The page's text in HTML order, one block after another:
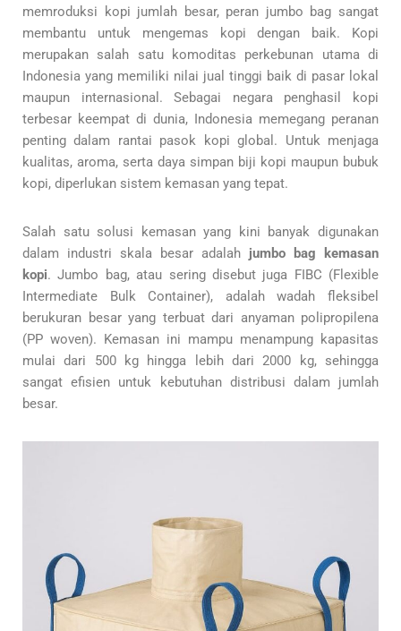
memroduksi kopi jumlah besar, peran jumbo bag sangat
membantu untuk mengemas kopi dengan baik. Kopi
merupakan salah satu komoditas perkebunan utama di
Indonesia yang memiliki nilai jual tinggi baik di pasar lokal
maupun internasional. Sebagai negara penghasil kopi
terbesar keempat di dunia, Indonesia memegang peranan
penting dalam rantai pasok kopi global. Untuk menjaga
kualitas, aroma, serta daya simpan biji kopi maupun bubuk
kopi, diperlukan sistem kemasan yang tepat.
Salah satu solusi kemasan yang kini banyak digunakan
dalam industri skala besar adalah jumbo bag kemasan
kopi. Jumbo bag, atau sering disebut juga FIBC (Flexible
Intermediate Bulk Container), adalah wadah fleksibel
berukuran besar yang terbuat dari anyaman polipropilena
(PP woven). Kemasan ini mampu menampung kapasitas
mulai dari 500 kg hingga lebih dari 2000 kg, sehingga
sangat efisien untuk kebutuhan distribusi dalam jumlah
besar.